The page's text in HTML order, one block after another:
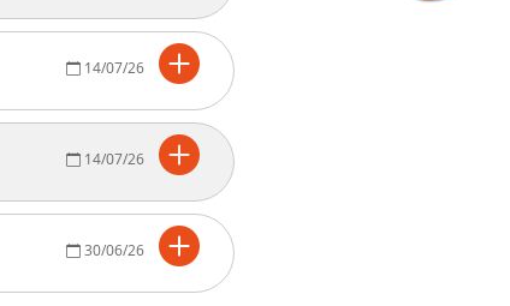
14/07/26
14/07/26
30/06/26